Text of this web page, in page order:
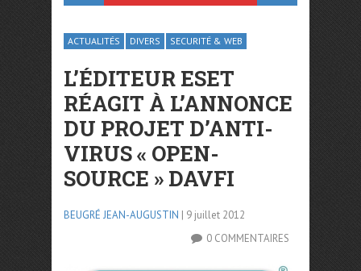
ACTUALITÉS DIVERS SECURITÉ & WEB
L’ÉDITEUR ESET
RÉAGIT À L’ANNONCE
DU PROJET D’ANTI-
VIRUS « OPEN-
SOURCE » DAVFI
BEUGRÉ JEAN-AUGUSTIN | 9 juillet 2012
0 COMMENTAIRES